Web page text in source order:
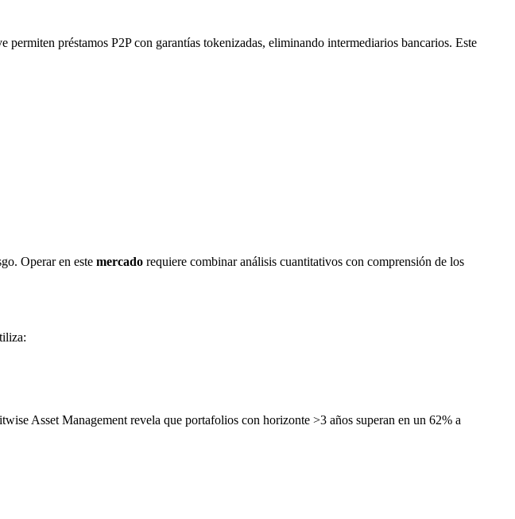
préstamos P2P con garantías tokenizadas, eliminando intermediarios bancarios. Este
Operar en este mercado requiere combinar análisis cuantitativos con comprensión de los
Asset Management revela que portafolios con horizonte >3 años superan en un 62% a